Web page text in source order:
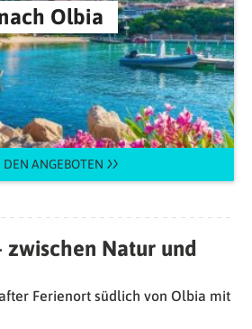
Olbia
ANGEBOTEN
zwischen Natur und
Ferienort südlich von Olbia mit